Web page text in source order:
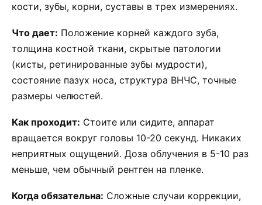
кости, зубы, корни, суставы в трех измерениях.
Что дает: Положение корней каждого зуба,
толщина костной ткани, скрытые патологии
(кисты, ретинированные зубы мудрости),
состояние пазух носа, структура ВНЧС, точные
размеры челюстей.
Как проходит: Стоите или сидите, аппарат
вращается вокруг головы 10-20 секунд. Никаких
неприятных ощущений. Доза облучения в 5-10 раз
меньше, чем обычный рентген на пленке.
Когда обязательна: Сложные случаи коррекции,